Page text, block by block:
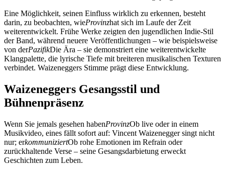
Eine Möglichkeit, seinen Einfluss wirklich zu erkennen, besteht
darin, zu beobachten, wieProvinzhat sich im Laufe der Zeit
weiterentwickelt. Frühe Werke zeigten den jugendlichen Indie-Stil
der Band, während neuere Veröffentlichungen – wie beispielsweise
von derPazifikDie Ära – sie demonstriert eine weiterentwickelte
Klangpalette, die lyrische Tiefe mit breiteren musikalischen Texturen
verbindet. Waizeneggers Stimme prägt diese Entwicklung.
Waizeneggers Gesangsstil und
Bühnenpräsenz
Wenn Sie jemals gesehen habenProvinzOb live oder in einem
Musikvideo, eines fällt sofort auf: Vincent Waizenegger singt nicht
nur; erkommuniziertOb rohe Emotionen im Refrain oder
zurückhaltende Verse – seine Gesangsdarbietung erweckt
Geschichten zum Leben.